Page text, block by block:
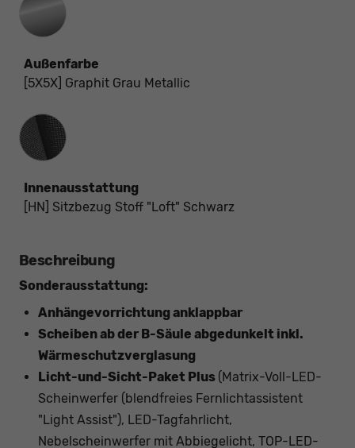
Außenfarbe
[5X5X] Graphit Grau Metallic
Innenausstattung
Innenausstattung
[HN] Sitzbezug Stoff "Loft" Schwarz
Beschreibung
Sonderausstattung:
Anhängevorrichtung anklappbar
Scheiben ab der B-Säule abgedunkelt inkl.
Wärmeschutzverglasung
Licht-und-Sicht-Paket Plus (Matrix-Voll-LED-
Scheinwerfer (blendfreies Fernlichtassistent
"Light Assist"), LED-Tagfahrlicht,
Nebelscheinwerfer mit Abbiegelicht, TOP-LED-